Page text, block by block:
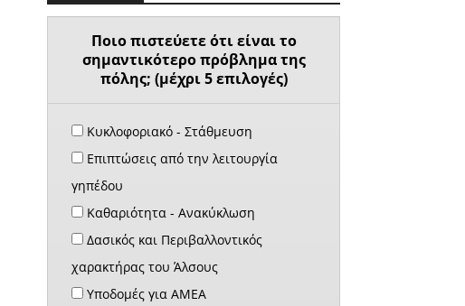
Ποιο πιστεύετε ότι είναι το
σημαντικότερο πρόβλημα της
πόλης; (μέχρι 5 επιλογές)
Κυκλοφοριακό - Στάθμευση
Επιπτώσεις από την λειτουργία
γηπέδου
Καθαριότητα - Ανακύκλωση
Δασικός και Περιβαλλοντικός
χαρακτήρας του Άλσους
Υποδομές για ΑΜΕΑ